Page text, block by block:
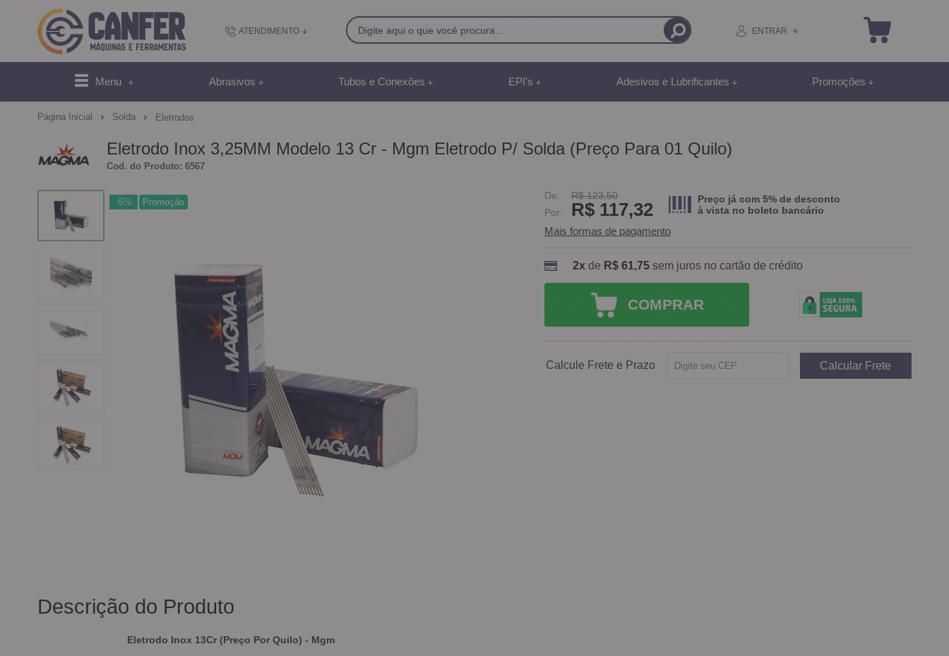
ATENDIMENTO
(48) 2102-9500
(48) 991887507
sac@canfer.com.br
Atendimento Online
ENTRAR
Menu Abrasivos Tubos e Conexões EPI's Adesivos e Lubrificantes Promoções
Página Inicial Solda Eletrodos
Eletrodo Inox 3,25MM Modelo 13 Cr - Mgm Eletrodo P/ Solda (Preço Para 01 Quilo)
Cod. do Produto: 6567
-5% Promoção
De:
R$ 123,50
Por:
R$ 117,32
Preço já com 5% de desconto
à vista noboleto bancário
Mais formas de pagamento
2xdeR$ 61,75 sem juros no cartão de crédito
COMPRAR
Calcule Frete e Prazo
Descrição do Produto
Eletrodo Inox 13Cr (Preço Por Quilo) - Mgm